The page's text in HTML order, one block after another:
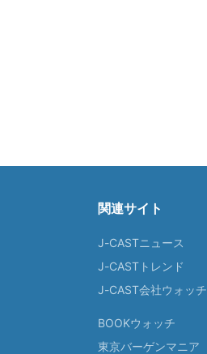
関連サイト
J-CASTニュース
J-CASTトレンド
J-CAST会社ウォッチ
BOOKウォッチ
東京バーゲンマニア